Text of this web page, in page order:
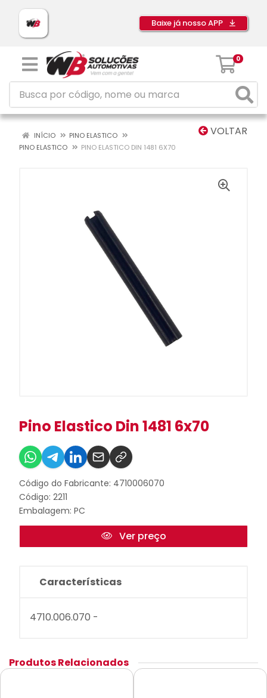
Baixe já nosso APP
0
VOLTAR
INÍCIO
PINO ELASTICO
PINO ELASTICO
PINO ELASTICO DIN 1481 6X70
Pino Elastico Din 1481 6x70
Código do Fabricante: 4710006070
Código: 2211
Embalagem: PC
Ver preço
Características
4710.006.070 -
Produtos Relacionados